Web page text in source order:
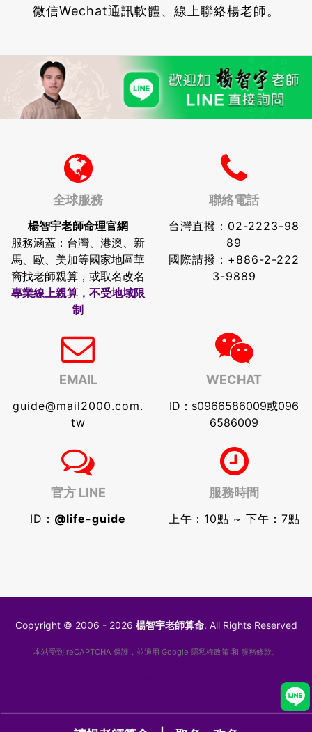
微信Wechat通訊軟體、線上聯絡楊老師。
全球服務
楊智宇老師命理官網
服務涵蓋：台灣、港澳、新
馬、歐、美加等國家地區華
裔找老師親算，或取名改名
專業線上親算，不受地域限
制
聯絡電話
台灣直撥： 02-2223-98
89
國際請撥： +886-2-222
3-9889
EMAIL
guide@mail2000.com.
tw
WECHAT
ID：s0966586009或096
6586009
官方 LINE
ID： @life-guide
服務時間
上午：10點 ~ 下午：7點
Copyright © 2006 - 2026 楊智宇老師算命. All Rights Reserved
本站受到 reCAPTCHA 保護，並適用 Google 隱私權政策和 服務條款。